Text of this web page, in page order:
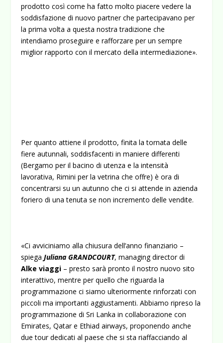
prodotto così come ha fatto molto piacere vedere la
soddisfazione di nuovo partner che partecipavano per
la prima volta a questa nostra tradizione che
intendiamo proseguire e rafforzare per un sempre
miglior rapporto con il mercato della intermediazione».
Per quanto attiene il prodotto, finita la tornata delle
fiere autunnali, soddisfacenti in maniere differenti
(Bergamo per il bacino di utenza e la intensità
lavorativa, Rimini per la vetrina che offre) è ora di
concentrarsi su un autunno che ci si attende in azienda
foriero di una tenuta se non incremento delle vendite.
«Ci avviciniamo alla chiusura dell’anno finanziario –
spiegaJuliana GRANDCOURT, managing director di
Alke viaggi – presto sarà pronto il nostro nuovo sito
interattivo, mentre per quello che riguarda la
programmazione ci siamo ulteriormente rinforzati con
piccoli ma importanti aggiustamenti. Abbiamo ripreso la
programmazione di Sri Lanka in collaborazione con
Emirates, Qatar e Ethiad airways, proponendo anche
due tour dedicati al paese che si sta riaffacciando al